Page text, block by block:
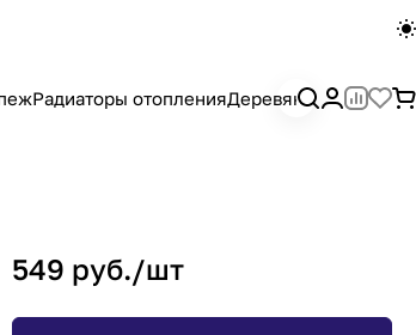
Радиаторы отопленияДеревянный
549 руб./шт